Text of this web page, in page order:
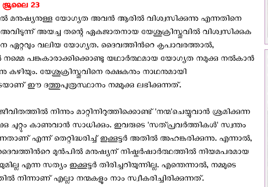
23
മനുഷ്യനുള്ള യോഗ്യത അവൻ ആരിൽ വിശ്വസിക്കുന്നു എന്നതിനെ
അവിടുന്ന് അയച്ച തന്റെ ഏകജാതനായ യേശുക്രിസ്തുവിൽ വിശ്വസിക്കുക
ഏറ്റവും വലിയ യോഗ്യത. ദൈവത്തിന്‍റെ കൃപാവരത്താല്‍,
പങ്കുകാരാക്കിക്കൊണ്ടു യഥാര്‍ത്ഥമായ യോഗ്യത നമുക്കു നല്‍കാന്‍
കഴിയും. യേശുക്രിസ്തുവിനെ രക്ഷകനും നാഥനുമായി
ഈ ദത്തുപുത്രസ്ഥാനം നമ്മുക്കു ലഭിക്കുന്നത്.
നിന്നും മാറ്റിനിറുത്തിക്കൊണ്ട് 'നന്മ'ചെയ്യുവാൻ ശ്രമിക്കുന്ന
ചുറ്റും കാണുവാൻ സാധിക്കും. ഇവരുടെ 'സത്പ്രവർത്തികൾ' സ്വന്തം
എന്ന് തെറ്റിദ്ധരിച്ച് ഇക്കൂട്ടർ അതിൽ അഹങ്കരിക്കുന്നു. എന്നാൽ,
മുൻപിൽ മനുഷ്യന് നിഷ്കര്‍ഷാര്‍ത്ഥത്തില്‍ നിയമപരമായ
എന്ന സത്യം ഇക്കൂട്ടർ തിരിച്ചറിയുന്നില്ല. എന്തെന്നാല്‍, നമ്മുടെ
നിന്നാണ് എല്ലാ നന്മകളും നാം സ്വീകരിച്ചിരിക്കുന്നത്.